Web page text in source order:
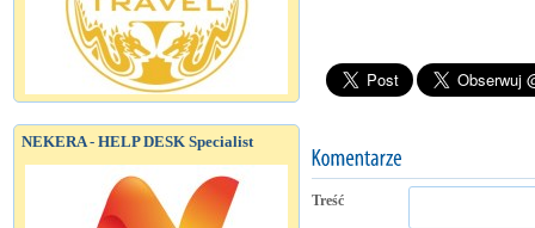
NEKERA - HELP DESK Specialist
Treść